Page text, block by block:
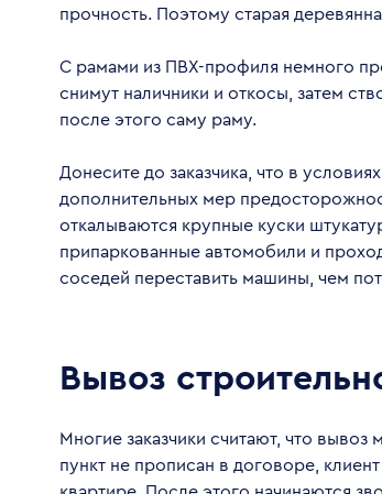
прочность. Поэтому старая
С рамами из ПВХ-профиля немного
снимут наличники и откосы, затем
после этого саму раму.
Донесите до заказчика, что в
дополнительных мер
откалываются крупные куски
припаркованные автомобили и
соседей переставить машины, чем
Вывоз
Многие заказчики считают, что
пункт не прописан в договоре,